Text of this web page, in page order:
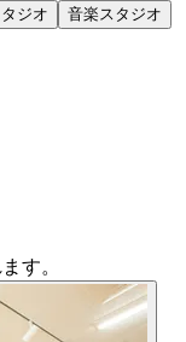
ジオ
音楽スタジオ
す。